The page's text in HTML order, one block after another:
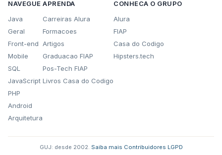
NAVEGUE
Java
Geral
Front-end
Mobile
SQL
JavaScript
PHP
Android
Arquitetura
APRENDA
Carreiras Alura
Formacoes
Artigos
Graduacao FIAP
Pos-Tech FIAP
Livros Casa do Codigo
CONHECA O GRUPO
Alura
FIAP
Casa do Codigo
Hipsters.tech
GUJ: desde 2002. Saiba mais Contribuidores LGPD